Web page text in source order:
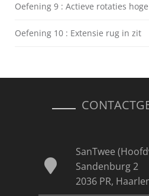
Oefening 9 : Actieve rotaties
Oefening 10 : Extensie rug in zit
SanTwee
Sandenburg 2
2036 PR,